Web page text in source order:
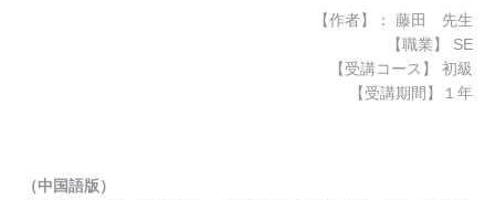
【作者】： 藤田 先生
【職業】 SE
【受講コース】 初級
【受講期間】１年
（中国語版）